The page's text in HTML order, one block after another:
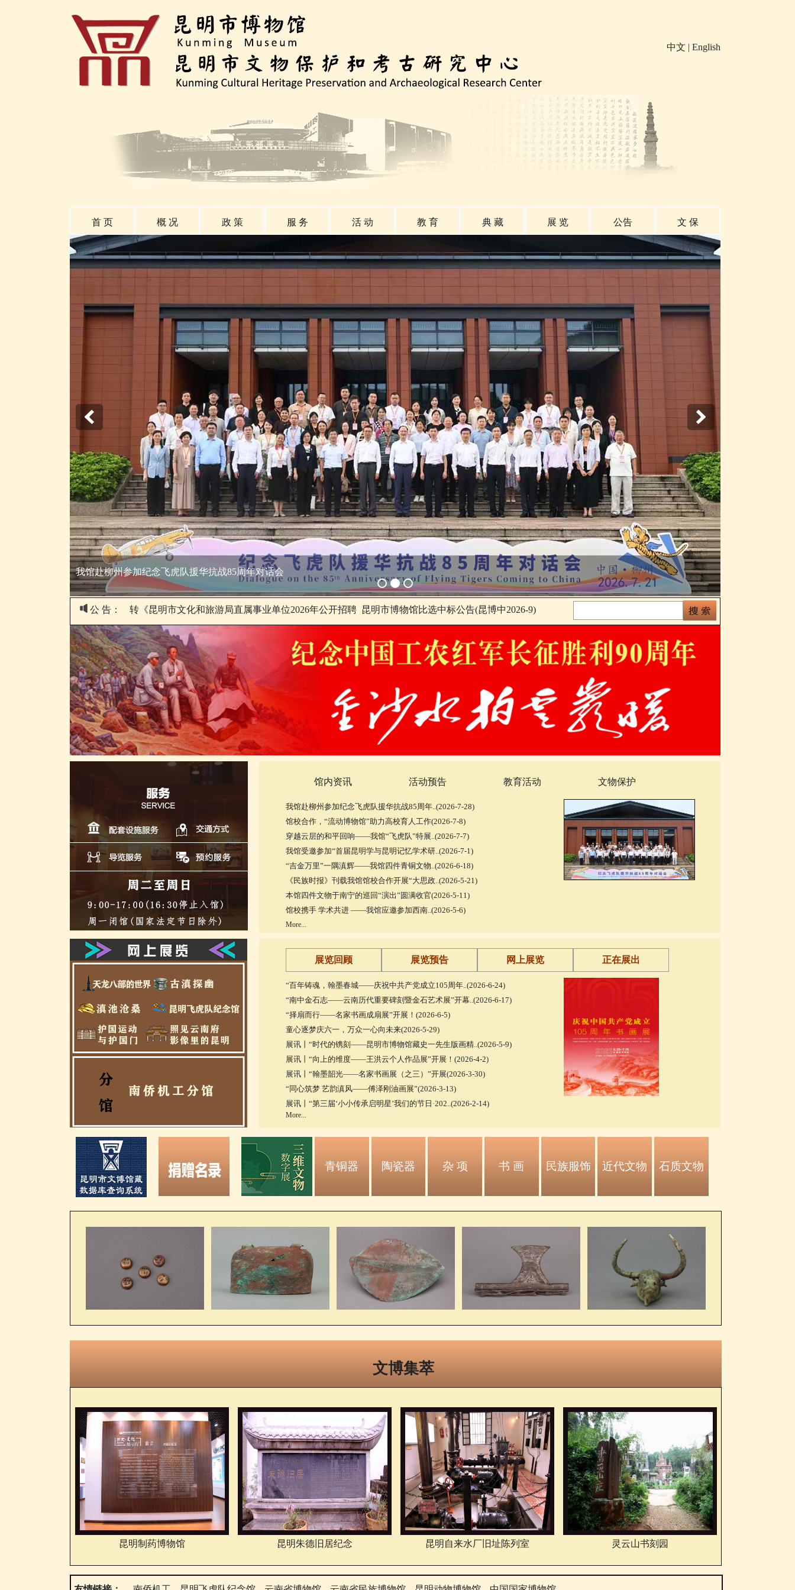
中文 | English
首 页 概 况 政 策 服 务 活 动 教 育 典 藏 展 览 公告 文 保
国宝再现《清明上河图》——穿越千年汴京，这场公益研学太绝了！
公 告： 转《昆明市文化和旅游局直属事业单位2026年公开招聘 昆明市博物馆比选中标公告(昆博中2026-9)
馆内资讯 活动预告 教育活动 文物保护
我馆赴柳州参加纪念飞虎队援华抗战85周年..(2026-7-28)
馆校合作，“流动博物馆”助力高校育人工作(2026-7-8)
穿越云层的和平回响——我馆“飞虎队”特展..(2026-7-7)
我馆受邀参加“首届昆明学与昆明记忆学术研..(2026-7-1)
“吉金万里”一隅滇辉——我馆四件青铜文物..(2026-6-18)
《民族时报》刊载我馆馆校合作开展“大思政..(2026-5-21)
本馆四件文物于南宁的巡回“演出”圆满收官(2026-5-11)
馆校携手 学术共进 ——我馆应邀参加西南..(2026-5-6)
More...
展览回顾 展览预告 网上展览 正在展出
“百年铸魂，翰墨春城——庆祝中共产党成立105周年..(2026-6-24)
“南中金石志——云南历代重要碑刻暨金石艺术展”开幕..(2026-6-17)
“择扇而行——名家书画成扇展”开展！(2026-6-5)
童心逐梦庆六一，万众一心向未来(2026-5-29)
展讯丨“时代的镌刻——昆明市博物馆藏史一先生版画精..(2026-5-9)
展讯丨“向上的维度——王洪云个人作品展”开展！(2026-4-2)
展讯丨“翰墨韶光——名家书画展（之三）”开展(2026-3-30)
“同心筑梦 艺韵滇风——傅泽刚油画展”(2026-3-13)
展讯丨“第三届‘小小传承启明星’我们的节日·202..(2026-2-14)
More...
青铜器 陶瓷器 杂 项 书 画 民族服饰 近代文物 石质文物
文博集萃
昆明制药博物馆 昆明朱德旧居纪念 昆明自来水厂旧址陈列室 灵云山书刻园